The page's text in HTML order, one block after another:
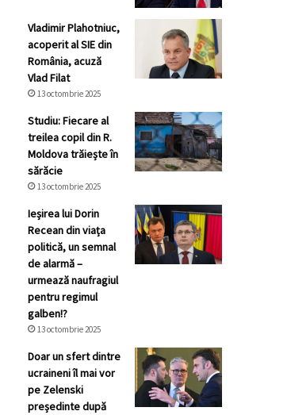
Vladimir Plahotniuc,
acoperit al SIE din
România, acuză
Vlad Filat
13 octombrie 2025
Studiu: Fiecare al
treilea copil din R.
Moldova trăiește în
sărăcie
13 octombrie 2025
Ieșirea lui Dorin
Recean din viața
politică, un semnal
de alarmă –
urmează naufragiul
pentru regimul
galben!?
13 octombrie 2025
Doar un sfert dintre
ucraineni îl mai vor
pe Zelenski
președinte după